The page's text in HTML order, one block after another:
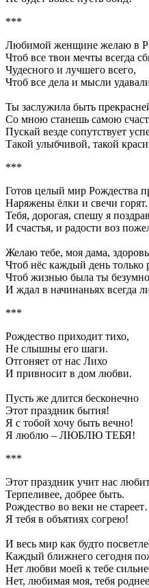
***
Любимой женщине желаю в
Чтоб все твои мечты всегда
Чудесного и лучшего всего,
Чтоб все дела и мысли
Ты заслужила быть
Со мною станешь самою
Пускай везде сопутствует
Такой улыбчивой, такой
***
Готов целый мир Рождества
Наряжены ёлки и свечи горят.
Тебя, дорогая, спешу я
И счастья, и радости воз
Желаю тебе, моя дама,
Чтоб нёс каждый день только
Чтоб жизнью была ты
И ждал в начинаньях всегда
***
Рождество приходит тихо,
Не слышны его шаги.
Отгоняет от нас Лихо
И привносит в дом любви.
Пусть же длится бесконечно
Этот праздник бытия!
Я с тобой хочу быть вечно!
Я люблю – ЛЮБЛЮ ТЕБЯ!
***
Этот праздник учит нас
Терпеливее, добрее быть.
Рождество во веки не
Я тебя в объятиях согрею!
И весь мир как будто
Каждый ближнего сегодня
Нет любви моей к тебе
Нет, любимая моя, тебя